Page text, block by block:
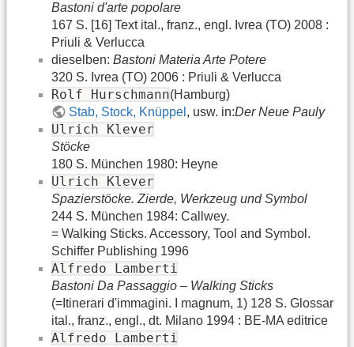
Bastoni d'arte popolare
167 S. [16] Text ital., franz., engl. Ivrea (TO) 2008 :
Priuli & Verlucca
dieselben: Bastoni Materia Arte Potere
320 S. Ivrea (TO) 2006 : Priuli & Verlucca
Rolf Hurschmann(Hamburg)
Stab, Stock, Knüppel , usw. in:Der Neue Pauly
Ulrich Klever
Stöcke
180 S. München 1980: Heyne
Ulrich Klever
Spazierstöcke. Zierde, Werkzeug und Symbol
244 S. München 1984: Callwey.
= Walking Sticks. Accessory, Tool and Symbol.
Schiffer Publishing 1996
Alfredo Lamberti
Bastoni Da Passaggio – Walking Sticks
(=Itinerari d'immagini. I magnum, 1) 128 S. Glossar
ital., franz., engl., dt. Milano 1994 : BE-MA editrice
Alfredo Lamberti